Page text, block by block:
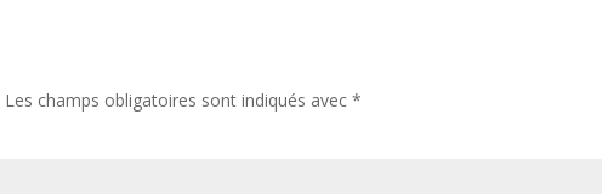
Les champs obligatoires sont indiqués avec*